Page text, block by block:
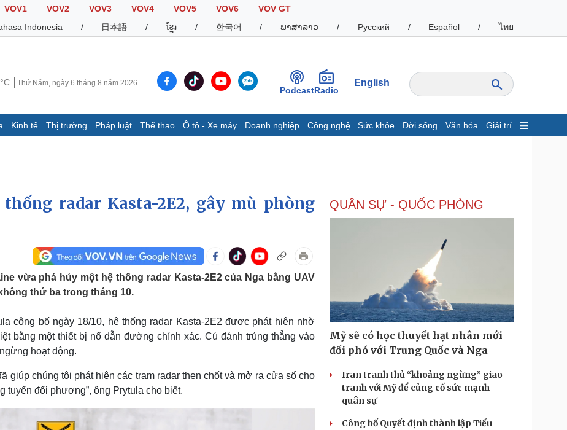
VOV1 VOV2 VOV3 VOV4 VOV5 VOV6
VOV GT
Indonesia / 日本語 / ខ្មែរ / 한국어 / ພາສາລາວ / Русский / Español / ไทย
Thứ Năm, ngày 6 tháng 8 năm 2026
PodcastRadio
English
Kinh tế Thị trường Pháp luật Thể thao Ô tô - Xe máy Doanh nghiệp Công nghệ Sức khỏe Đời sống Văn hóa Giải trí
Infographic
Chứng khoán
Giá cà phê
Thể thao
Lịch thi đấu bóng đá
Thế giới thể thao
Hậu trường
Ô tô - Xe máy
Xe máy
Doanh nghiệp
Doanh nghiệp 24h
Vì cộng đồng
Công nghệ
Sành điệu
Tin Công nghệ
Trải nghiệm
Chuyển đổi số
Văn hóa
Sân khấu - Điện ảnh
Văn học
Âm nhạc
Di sản
Giải trí
Thời trang
Sao Việt
Du lịch
Săn Tour
Podcast
Câu chuyện thời sự
Đọc truyện đêm khuya
Cửa sổ tình yêu
radar Kasta-2E2, gây mù phòng
vừa phá hủy một hệ thống radar Kasta-2E2 của Nga bằng UAV
thứ ba trong tháng 10.
công bố ngày 18/10, hệ thống radar Kasta-2E2 được phát hiện nhờ
bằng một thiết bị nổ dẫn đường chính xác. Cú đánh trúng thẳng vào
hoạt động.
giúp chúng tôi phát hiện các trạm radar then chốt và mở ra cửa sổ cho
tuyến đối phương”, ông Prytula cho biết.
QUÂN SỰ - QUỐC PHÒNG
Mỹ sẽ có học thuyết hạt nhân mới
đối phó với Trung Quốc và Nga
Iran tranh thủ “khoảng ngừng” giao
tranh với Mỹ để củng cố sức mạnh
quân sự
Công bố Quyết định thành lập Tiểu